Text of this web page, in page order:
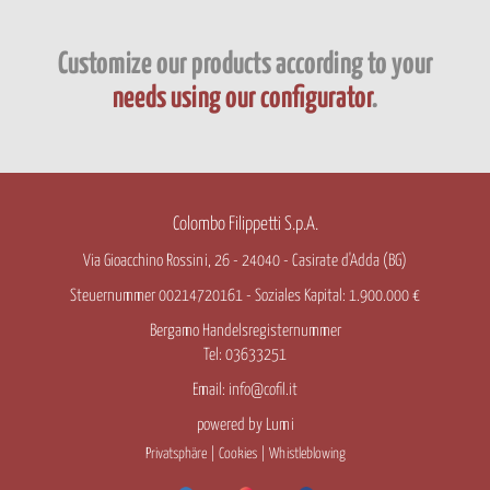
Customize our products according to your
needs using our configurator.
Colombo Filippetti S.p.A.
Via Gioacchino Rossini, 26 - 24040 - Casirate d'Adda (BG)
Steuernummer 00214720161 - Soziales Kapital: 1.900.000 €
Bergamo Handelsregisternummer
Tel: 03633251
Email: info@cofil.it
powered by Lumi
Privatsphäre| Cookies| Whistleblowing